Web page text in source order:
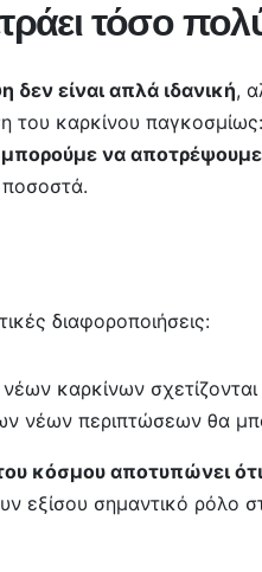
τόσο
δεν είναι απλά ιδανική,
του καρκίνου
μπορούμε να
διαφοροποιήσεις:
καρκίνων
νέων περιπτώσεων θα
κόσμου αποτυπώνει ότι
εξίσου σημαντικό ρόλο